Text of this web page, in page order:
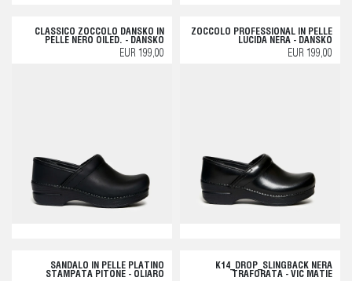
CLASSICO ZOCCOLO DANSKO IN
PELLE NERO OILED. - DANSKO
EUR 199,00
ZOCCOLO PROFESSIONAL IN PELLE
LUCIDA NERA - DANSKO
EUR 199,00
SANDALO IN PELLE PLATINO
STAMPATA PITONE - OLIARO
K14_DROP_SLINGBACK NERA
TRAFORATA - VIC MATIE